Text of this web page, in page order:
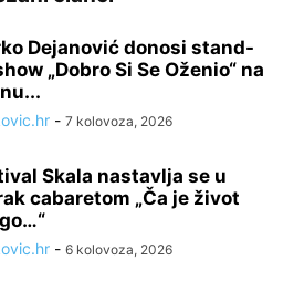
Dejanović donosi stand-
„Dobro Si Se Oženio“ na
- 7 kolovoza, 2026
Skala nastavlja se u
cabaretom „Ča je život
- 6 kolovoza, 2026